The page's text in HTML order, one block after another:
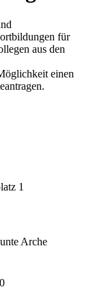
für
aus den
einen
1
Arche